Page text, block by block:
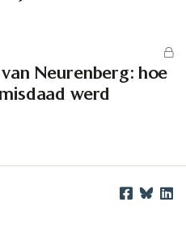
Neurenberg: hoe
werd